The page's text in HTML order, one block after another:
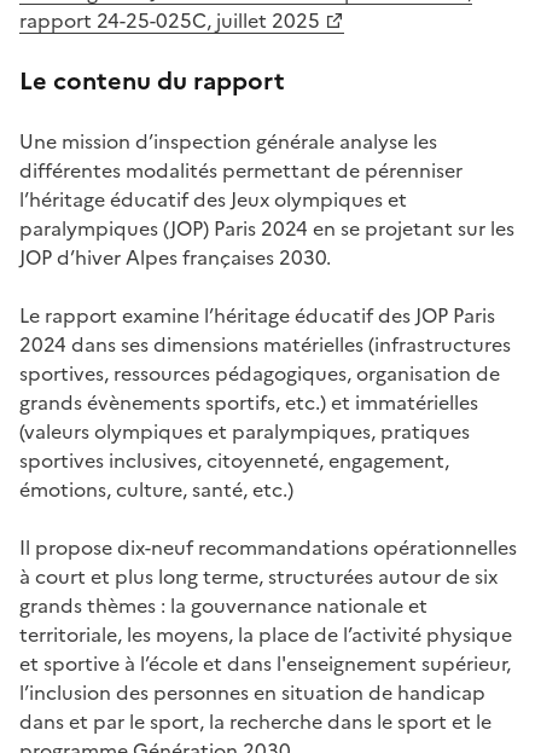
rapport 24-25-025C, juillet 2025
Le contenu du rapport
Une mission d’inspection générale analyse les
différentes modalités permettant de pérenniser
l’héritage éducatif des Jeux olympiques et
paralympiques (JOP) Paris 2024 en se projetant sur les
JOP d’hiver Alpes françaises 2030.
Le rapport examine l’héritage éducatif des JOP Paris
2024 dans ses dimensions matérielles (infrastructures
sportives, ressources pédagogiques, organisation de
grands évènements sportifs, etc.) et immatérielles
(valeurs olympiques et paralympiques, pratiques
sportives inclusives, citoyenneté, engagement,
émotions, culture, santé, etc.)
Il propose dix-neuf recommandations opérationnelles
à court et plus long terme, structurées autour de six
grands thèmes : la gouvernance nationale et
territoriale, les moyens, la place de l’activité physique
et sportive à l’école et dans l'enseignement supérieur,
l’inclusion des personnes en situation de handicap
dans et par le sport, la recherche dans le sport et le